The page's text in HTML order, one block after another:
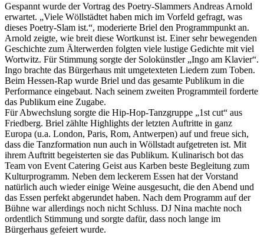
Gespannt wurde der Vortrag des Poetry-Slammers Andreas Arnold
erwartet. „Viele Wöllstädtet haben mich im Vorfeld gefragt, was
dieses Poetry-Slam ist.“, moderierte Briel den Programmpunkt an.
Arnold zeigte, wie breit diese Wortkunst ist. Einer sehr bewegenden
Geschichte zum Älterwerden folgten viele lustige Gedichte mit viel
Wortwitz. Für Stimmung sorgte der Solokünstler „Ingo am Klavier“.
Ingo brachte das Bürgerhaus mit umgetexteten Liedern zum Toben.
Beim Hessen-Rap wurde Briel und das gesamte Publikum in die
Performance eingebaut. Nach seinem zweiten Programmteil forderte
das Publikum eine Zugabe.
Für Abwechslung sorgte die Hip-Hop-Tanzgruppe „1st cut“ aus
Friedberg. Briel zählte Highlights der letzten Auftritte in ganz
Europa (u.a. London, Paris, Rom, Antwerpen) auf und freue sich,
dass die Tanzformation nun auch in Wöllstadt aufgetreten ist. Mit
ihrem Auftritt begeisterten sie das Publikum. Kulinarisch bot das
Team von Event Catering Geist aus Karben beste Begleitung zum
Kulturprogramm. Neben dem leckerem Essen hat der Vorstand
natürlich auch wieder einige Weine ausgesucht, die den Abend und
das Essen perfekt abgerundet haben. Nach dem Programm auf der
Bühne war allerdings noch nicht Schluss. DJ Nina machte noch
ordentlich Stimmung und sorgte dafür, dass noch lange im
Bürgerhaus gefeiert wurde.